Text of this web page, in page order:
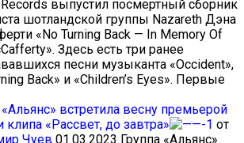
выпустил посмертный сборник
шотландской группы Nazareth Дэна
«No Turning Back — In Memory Of
Здесь есть три ранее
песни музыканта «Occident»,
Back» и «Children’s Eyes». Первые
«Альянс» встретила весну премьерой
клипа «Рассвет, до завтра»
от
Чуев 01.03.2023 Группа «Альянс»